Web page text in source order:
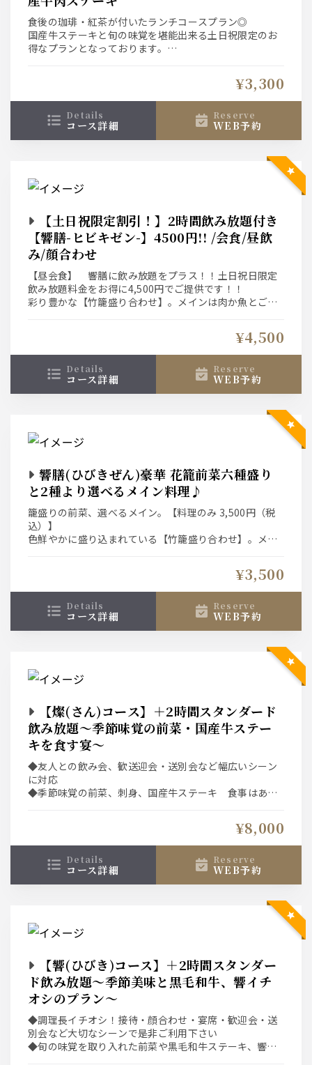
食後の珈琲・紅茶が付いたランチコースプラン◎
国産牛ステーキと旬の味覚を堪能出来る土日祝限定のお
得なプランとなっております。
¥3,300
details
コース詳細
reserve
WEB予約
【土日祝限定割引！】2時間飲み放題付き
【響膳-ヒビキゼン-】4500円!! /会食/昼飲
み/顔合わせ
【昼会食】 響膳に飲み放題をプラス！！土日祝日限定
飲み放題料金をお得に4,500円でご提供です！！
彩り豊かな【竹籠盛り合わせ】。メインは肉か魚とご飯
¥4,500
details
コース詳細
reserve
WEB予約
響膳(ひびきぜん)豪華 花籠前菜六種盛り
と2種より選べるメイン料理♪
籠盛りの前菜、選べるメイン。【料理のみ 3,500円（税
込）】
色鮮やかに盛り込まれている【竹籠盛り合わせ】。メイ
【お一人様、1皿ずつでご用意しております】
¥3,500
details
コース詳細
reserve
WEB予約
【燦(さん)コース】＋2時間スタンダード
飲み放題～季節味覚の前菜・国産牛ステー
キを食す宴～
◆友人との飲み会、歓送迎会・送別会など幅広いシーン
に対応
◆季節味覚の前菜、刺身、国産牛ステーキ 食事はあっ
ース)での空席を表示している為、表示された席以外をご
希望の場合は直接、お店へご連絡下さい。
¥8,000
details
コース詳細
reserve
WEB予約
【響(ひびき)コース】＋2時間スタンダー
ド飲み放題～季節美味と黒毛和牛、響イチ
オシのプラン～
◆調理長イチオシ！接待・顔合わせ・宴席・歓迎会・送
別会など大切なシーンで是非ご利用下さい
◆旬の味覚を取り入れた前菜や黒毛和牛ステーキ、響自